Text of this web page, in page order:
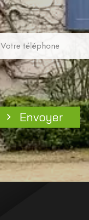
Envoyer